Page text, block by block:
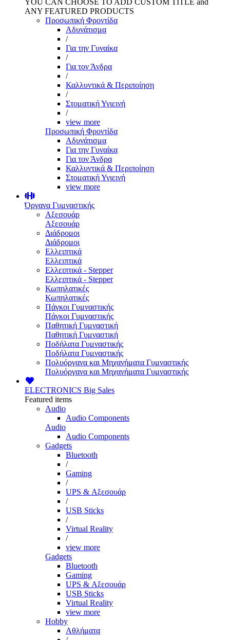
YOU CAN CHOOSE TO ADD CUSTOM TITLE and
ANY FEATURED PRODUCTS
Προσωπική Φροντίδα
Αδυνάτισμα
/
Για την Γυναίκα
/
Για τον Άνδρα
/
Καλλυντικά & Περιποίηση
/
Στοματική Υγιεινή
/
view more
Προσωπική Φροντίδα
Αδυνάτισμα
Για την Γυναίκα
Για τον Άνδρα
Καλλυντικά & Περιποίηση
Στοματική Υγιεινή
view more
Όργανα Γυμναστικής
Αξεσουάρ
Αξεσουάρ
Διάδρομοι
Διάδρομοι
Ελλειπτικά
Ελλειπτικά
Ελλειπτικά - Stepper
Ελλειπτικά - Stepper
Κωπηλατικές
Κωπηλατικές
Πάγκοι Γυμναστικής
Πάγκοι Γυμναστικής
Παθητική Γυμναστική
Παθητική Γυμναστική
Ποδήλατα Γυμναστικής
Ποδήλατα Γυμναστικής
Πολυόργανα και Μηχανήματα Γυμναστικής
Πολυόργανα και Μηχανήματα Γυμναστικής
ELECTRONICS Big Sales
Featured items
Audio
Audio Components
Audio
Audio Components
Gadgets
Bluetooth
/
Gaming
/
UPS & Αξεσουάρ
/
USB Sticks
/
Virtual Reality
/
view more
Gadgets
Bluetooth
Gaming
UPS & Αξεσουάρ
USB Sticks
Virtual Reality
view more
Hobby
Αθλήματα